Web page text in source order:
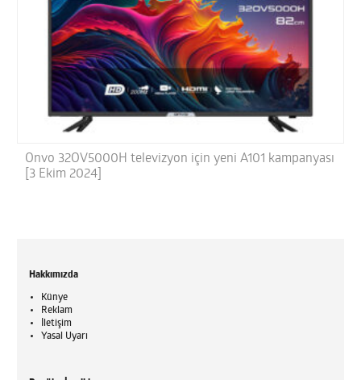
Onvo 32OV5000H televizyon için yeni A101 kampanyası
[3 Ekim 2024]
Hakkımızda
Künye
Reklam
İletişim
Yasal Uyarı